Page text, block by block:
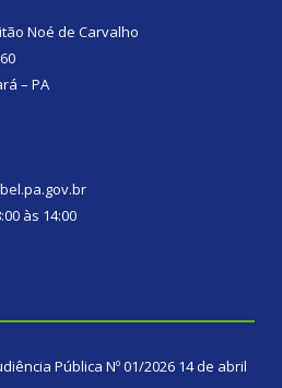
Noé de Carvalho
– PA
às 14:00
Pública Nº 01/2026 14 de abril